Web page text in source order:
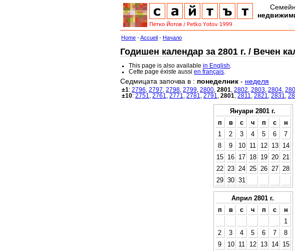
Home -Accueil - Начало
Годишен календар за 2801 г. / Вечен
This page is also availablein English
Cette page éxiste aussien français
Седмицата започва в : понеделник - неделя
±1: 2796 2797 2798 2799 2800 2801 2802 2803 2804
±10: 2751 2761 2771 2781 2791 2801 2811 2821 2831
Януари 2801 г.
п
в с ч п с
н
1
2 3 4 5 6
7
8
9 10 11 12 13
14
15
16 17 18 19 20
21
22
23 24 25 26 27
28
29 30 31
Април 2801 г.
п
в с ч п с
н
1
2
3 4 5 6 7
8
9
10 11 12 13 14
15